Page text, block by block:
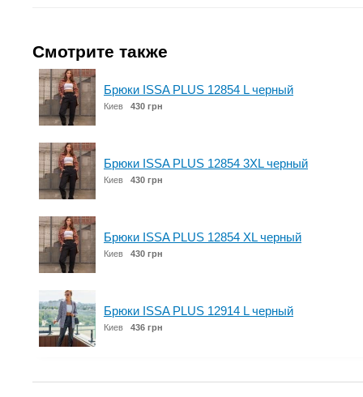
Смотрите также
Брюки ISSA PLUS 12854 L черный
Киев 430 грн
Брюки ISSA PLUS 12854 3XL черный
Киев 430 грн
Брюки ISSA PLUS 12854 XL черный
Киев 430 грн
Брюки ISSA PLUS 12914 L черный
Киев 436 грн